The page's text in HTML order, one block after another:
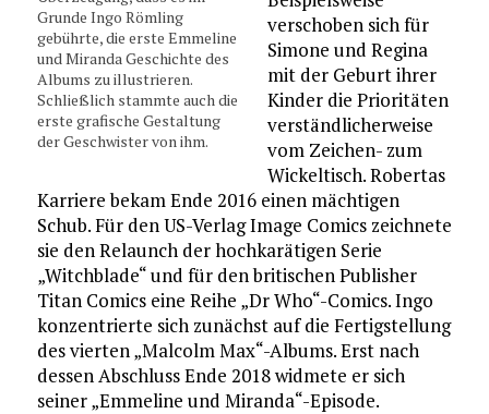
Grunde Ingo Römling
gebührte, die erste Emmeline
und Miranda Geschichte des
Albums zu illustrieren.
Schließlich stammte auch die
erste grafische Gestaltung
der Geschwister von ihm.
verschoben sich für
Simone und Regina
mit der Geburt ihrer
Kinder die Prioritäten
verständlicherweise
vom Zeichen- zum
Wickeltisch. Robertas
Karriere bekam Ende 2016 einen mächtigen
Schub. Für den US-Verlag Image Comics zeichnete
sie den Relaunch der hochkarätigen Serie
„Witchblade“ und für den britischen Publisher
Titan Comics eine Reihe „Dr Who“-Comics. Ingo
konzentrierte sich zunächst auf die Fertigstellung
des vierten „Malcolm Max“-Albums. Erst nach
dessen Abschluss Ende 2018 widmete er sich
seiner „Emmeline und Miranda“-Episode.